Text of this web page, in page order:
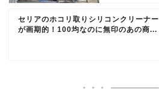
セリアのホコリ取りシリコンクリーナー
が画期的！100均なのに無印のあの商...